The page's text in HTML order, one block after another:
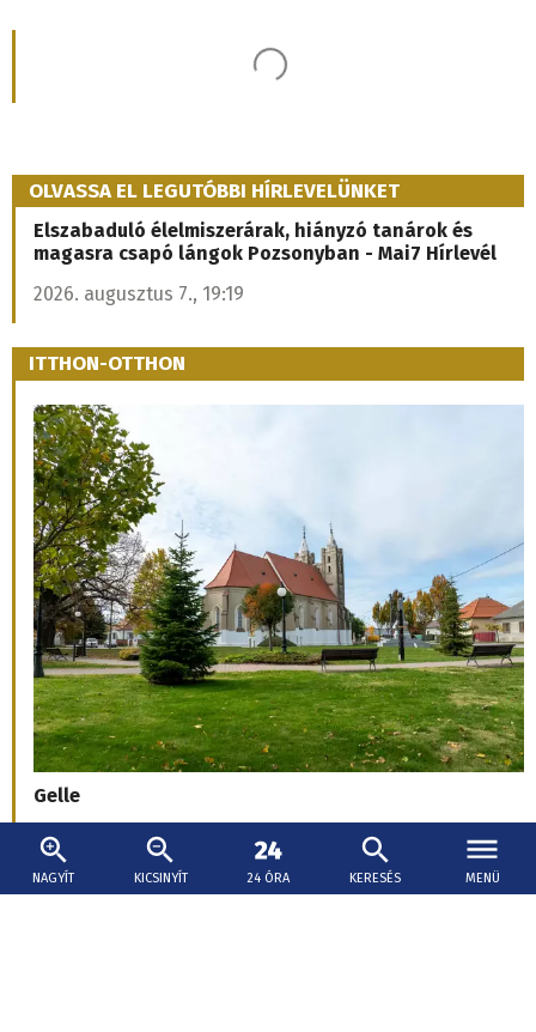
NAGYÍT KICSINYÍT 24 ÓRA KERESÉS MENÜ
2026. augusztus 9., 15:36
Erik Tomáš: Korčok el akarta kerülni a
járulékfizetést, ezért kapott díjazást a PS-től
a felesége cégén keresztül
A kormánypárti és az ellenzéki politikus Ivan Korčok
pénzügyi botrányáról is véleményt cserélt.
A szlovák beteg